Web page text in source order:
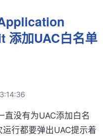
加UAC白名单
没有为UAC添加白名
行都要弹出UAC提示着